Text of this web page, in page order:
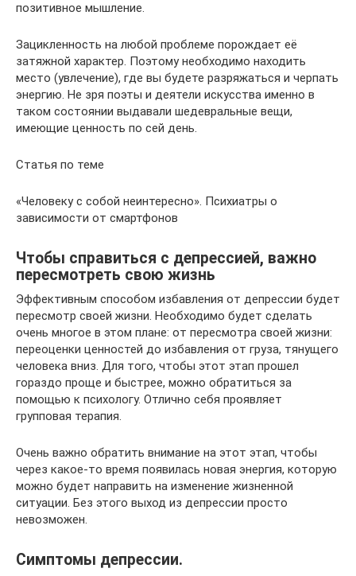
позитивное мышление.
Зацикленность на любой проблеме порождает её
затяжной характер. Поэтому необходимо находить
место (увлечение), где вы будете разряжаться и черпать
энергию. Не зря поэты и деятели искусства именно в
таком состоянии выдавали шедевральные вещи,
имеющие ценность по сей день.
Статья по теме
«Человеку с собой неинтересно». Психиатры о
зависимости от смартфонов
Чтобы справиться с депрессией, важно
пересмотреть свою жизнь
Эффективным способом избавления от депрессии будет
пересмотр своей жизни. Необходимо будет сделать
очень многое в этом плане: от пересмотра своей жизни:
переоценки ценностей до избавления от груза, тянущего
человека вниз. Для того, чтобы этот этап прошел
гораздо проще и быстрее, можно обратиться за
помощью к психологу. Отлично себя проявляет
групповая терапия.
Очень важно обратить внимание на этот этап, чтобы
через какое-то время появилась новая энергия, которую
можно будет направить на изменение жизненной
ситуации. Без этого выход из депрессии просто
невозможен.
Симптомы депрессии.